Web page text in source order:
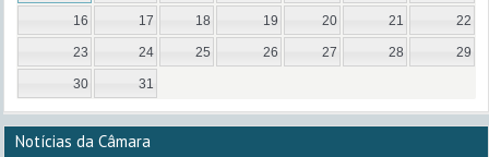
16 17 18 19 20 21 22
23 24 25 26 27 28 29
30 31
Notícias da Câmara